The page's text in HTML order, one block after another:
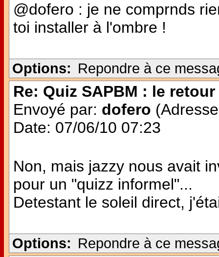
@dofero : je ne comprnds
toi installer à l'ombre !
Options: Repondre à ce
Re: Quiz SAPBM : le retour
Envoyé par: dofero
Date: 07/06/10 07:23
Non, mais jazzy nous avait
pour un "quizz informel"...
Detestant le soleil direct,
Options: Repondre à ce